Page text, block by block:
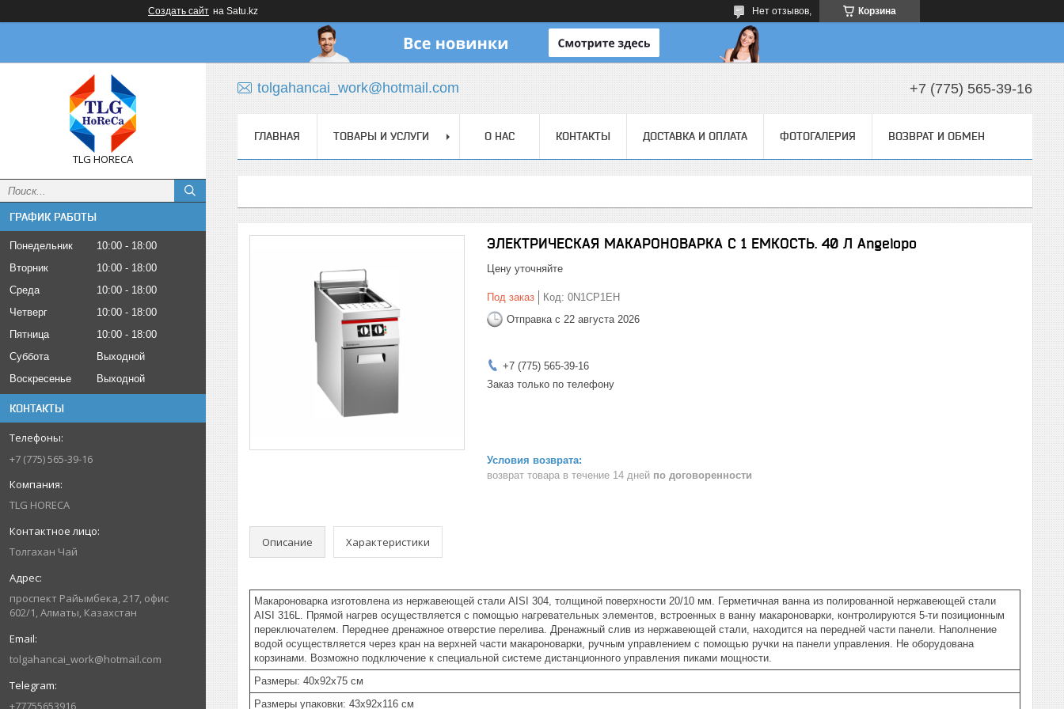
Создать сайт на Satu.kz Корзина
Нет отзывов,
TLG HORECA
ГРАФИК РАБОТЫ
Понедельник 10:00
18:00
Вторник
10:00
18:00
Среда
10:00
18:00
Четверг
10:00
18:00
Пятница
10:00
18:00
Суббота
Выходной
Воскресенье
Выходной
КОНТАКТЫ
+7 (775) 565-39-16
TLG HORECA
Толгахан Чай
проспект Райымбека, 217, офис
602/1, Алматы, Казахстан
tolgahancai_work@hotmail.com
+77755653916
tolgahancai_work@hotmail.com +7 (775) 565-39-16
ГЛАВНАЯ ТОВАРЫ И УСЛУГИ О НАС КОНТАКТЫ ДОСТАВКА И ОПЛАТА ФОТОГАЛЕРИЯ ВОЗВРАТ И ОБМЕН
ЭЛЕКТРИЧЕСКАЯ МАКАРОНОВАРКА С 1 ЕМКОСТЬ. 40 Л Angelopo
Цену уточняйте
Под заказ Код: 0N1CP1EH
Отправка с 22 августа 2026
+7 (775) 565-39-16
Заказ только по телефону
возврат товара в течение 14 дней по договоренности
Описание Характеристики
Макароноварка изготовлена из нержавеющей стали AISI 304, толщиной поверхности 20/10 мм. Герметичная ванна из полированной нержавеющей стали
AISI 316L. Прямой нагрев осуществляется с помощью нагревательных элементов, встроенных в ванну макароноварки, контролируются 5-ти позиционным
переключателем. Переднее дренажное отверстие перелива. Дренажный слив из нержавеющей стали, находится на передней части панели. Наполнение
водой осуществляется через кран на верхней части макароноварки, ручным управлением с помощью ручки на панели управления. Не оборудована
корзинами. Возможно подключение к специальной системе дистанционного управления пиками мощности.
Размеры: 40x92x75 см
Размеры упаковки: 43x92x116 см